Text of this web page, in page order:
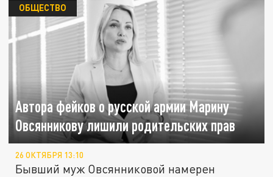
Автора фейков о русской армии Марину
Овсянникову лишили родительских прав
ОБЩЕСТВО
26 ОКТЯБРЯ 13:10
Бывший муж Овсянниковой намерен